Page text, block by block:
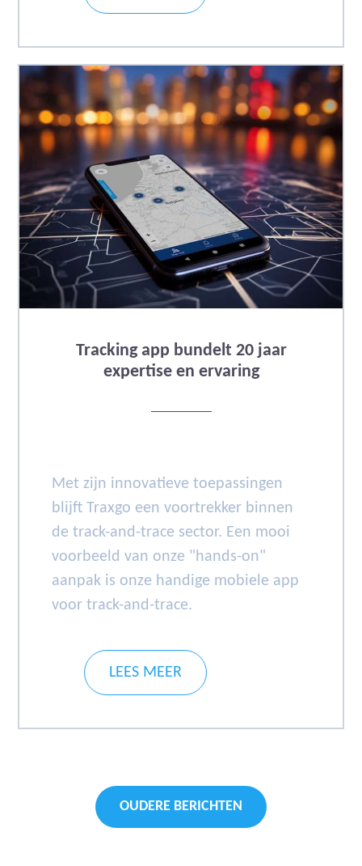
Tracking app bundelt 20 jaar
expertise en ervaring
Met zijn innovatieve toepassingen
blijft Traxgo een voortrekker binnen
de track-and-trace sector. Een mooi
voorbeeld van onze "hands-on"
aanpak is onze handige mobiele app
voor track-and-trace.
LEES MEER
Berichtnavigatie
OUDERE BERICHTEN